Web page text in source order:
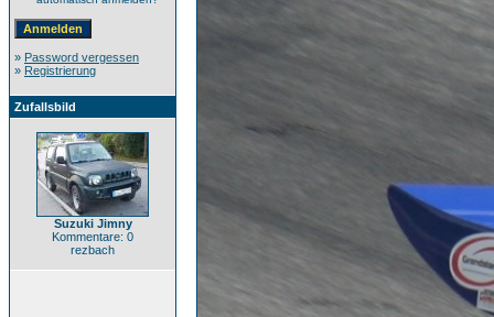
» Password vergessen
» Registrierung
Zufallsbild
Suzuki Jimny
Kommentare: 0
rezbach